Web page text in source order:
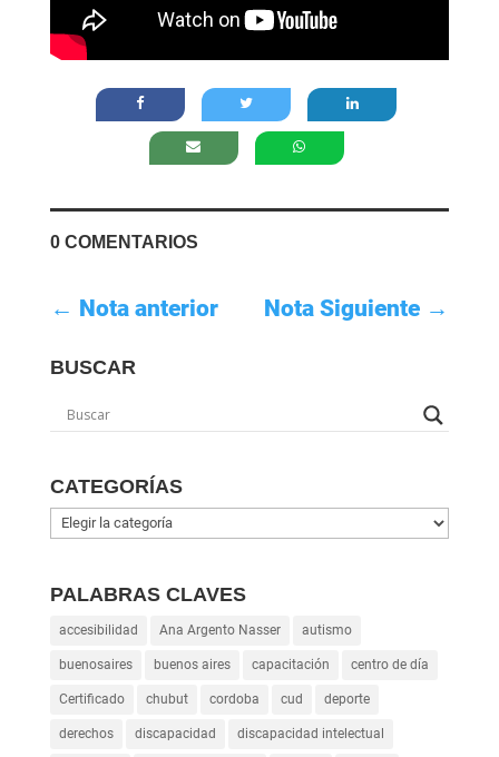
0 COMENTARIOS
← Nota anterior Nota Siguiente →
BUSCAR
CATEGORÍAS
Categorías
PALABRAS CLAVES
accesibilidad Ana Argento Nasser autismo
buenosaires buenos aires capacitación centro de día
Certificado chubut cordoba cud deporte
derechos discapacidad discapacidad intelectual